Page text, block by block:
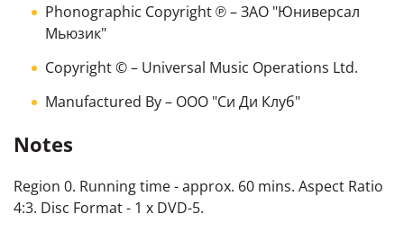
Phonographic Copyright ℗–ЗАО "Юниверсал
Мьюзик"
Copyright ©– Universal Music Operations Ltd.
Manufactured By– ООО "Си Ди Клуб"
Notes
Region 0. Running time - approx. 60 mins. Aspect Ratio
4:3. Disc Format - 1 x DVD-5.